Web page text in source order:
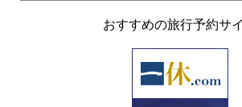
おすすめの旅行予約サ